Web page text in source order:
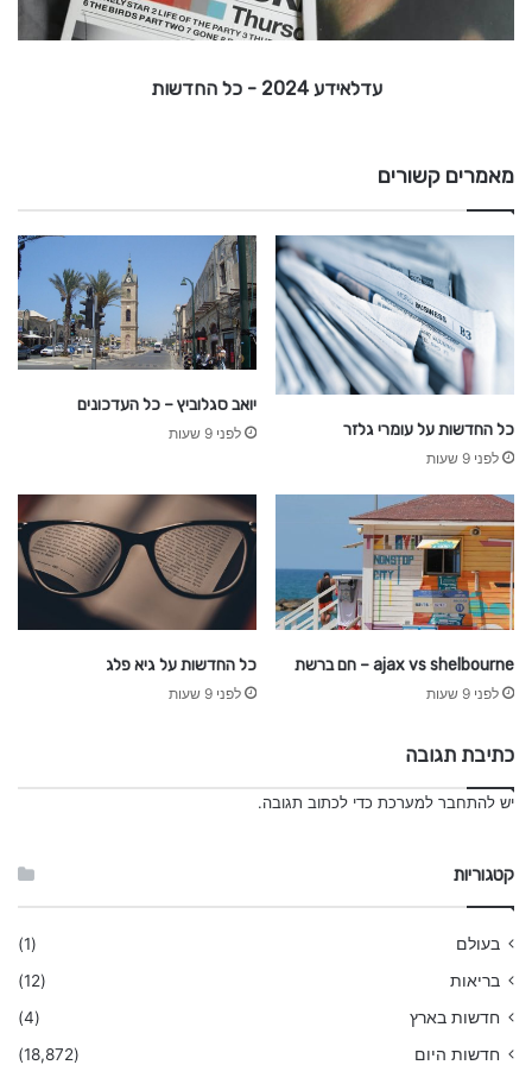
B
0
כ
ל
ה
עדלאידע 2024 - כל החדשות
מאמרים קשורים
כל החדשות על עומרי גלזר
לפני 9 שעות
יואב סגלוביץ – כל העדכונים
לפני 9 שעות
ajax vs shelbourne – חם ברשת
לפני 9 שעות
כל החדשות על גיא פלג
לפני 9 שעות
כתיבת תגובה
יש להתחבר למערכת כדי לכתוב תגובה.
קטגוריות
בעולם
(1)
בריאות
(12)
חדשות בארץ
(4)
חדשות היום
(18,872)